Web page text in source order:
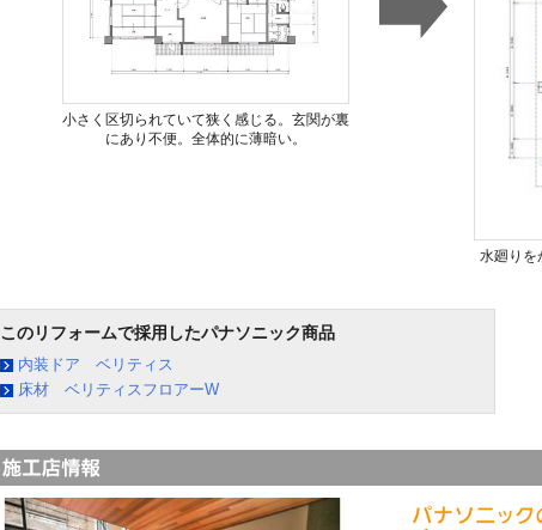
小さく区切られていて狭く感じる。玄関が裏
にあり不便。全体的に薄暗い。
水廻りを
このリフォームで採用したパナソニック商品
内装ドア ベリティス
床材 ベリティスフロアーW